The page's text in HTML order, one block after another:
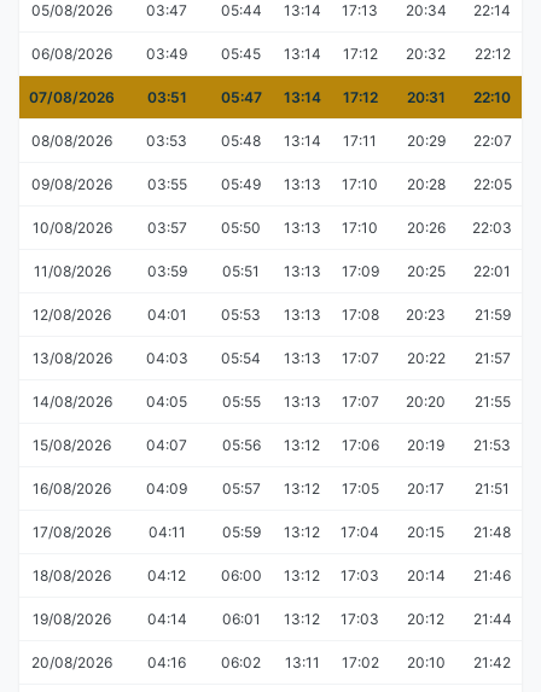
05/08/2026 03:47 05:44 13:14 17:13 20:34 22:14
06/08/2026 03:49 05:45 13:14 17:12 20:32 22:12
07/08/2026 03:51 05:47 13:14 17:12 20:31 22:10
08/08/2026 03:53 05:48 13:14 17:11 20:29 22:07
09/08/2026 03:55 05:49 13:13 17:10 20:28 22:05
10/08/2026 03:57 05:50 13:13 17:10 20:26 22:03
11/08/2026 03:59 05:51 13:13 17:09 20:25 22:01
12/08/2026 04:01 05:53 13:13 17:08 20:23 21:59
13/08/2026 04:03 05:54 13:13 17:07 20:22 21:57
14/08/2026 04:05 05:55 13:13 17:07 20:20 21:55
15/08/2026 04:07 05:56 13:12 17:06 20:19 21:53
16/08/2026 04:09 05:57 13:12 17:05 20:17 21:51
17/08/2026 04:11 05:59 13:12 17:04 20:15 21:48
18/08/2026 04:12 06:00 13:12 17:03 20:14 21:46
19/08/2026 04:14 06:01 13:12 17:03 20:12 21:44
20/08/2026 04:16 06:02 13:11 17:02 20:10 21:42